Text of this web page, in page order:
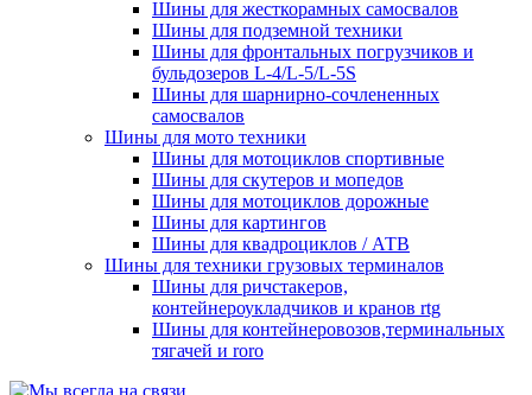
Шины для жесткорамных самосвалов
Шины для подземной техники
Шины для фронтальных погрузчиков и
бульдозеров L-4/L-5/L-5S
Шины для шарнирно-сочлененных
самосвалов
Шины для мото техники
Шины для мотоциклов спортивные
Шины для скутеров и мопедов
Шины для мотоциклов дорожные
Шины для картингов
Шины для квадроциклов / АТВ
Шины для техники грузовых терминалов
Шины для ричстакеров,
контейнероукладчиков и кранов rtg
Шины для контейнеровозов,терминальных
тягачей и roro